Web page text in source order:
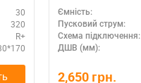
30
320
R+
Ємність:
Пусковий струм:
Схема підключення:
ДШВ (мм):
2,650 грн.